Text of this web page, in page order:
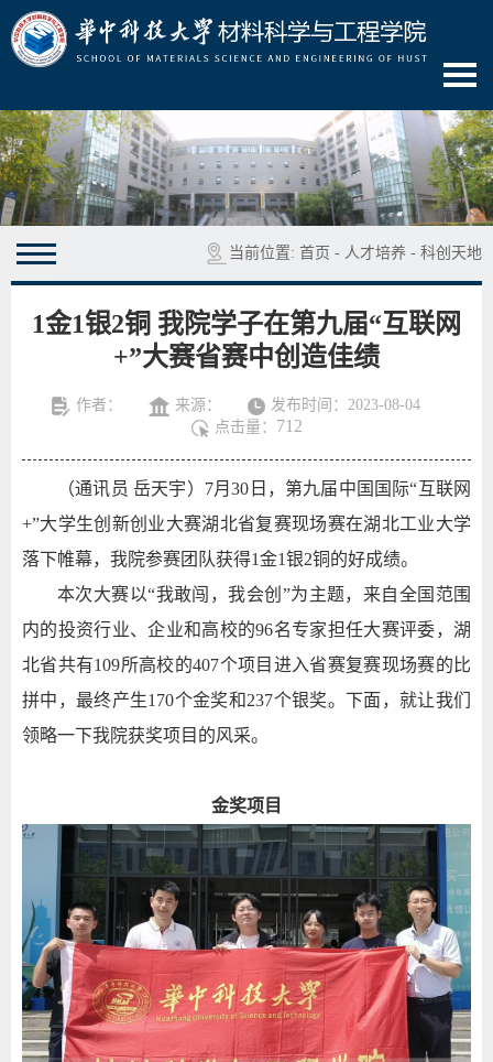
当前位置: 首页 - 人才培养 - 科创天地
1金1银2铜 我院学子在第九届“互联网
+”大赛省赛中创造佳绩
作者： 来源：
发布时间：2023-08-04
点击量： 712
（通讯员 岳天宇） 7月30 日，第九届中国国际“互联网
+”大学生创新创业大赛湖北省复赛现场赛在湖北工业大学
落下帷幕，我院参赛团队获得1金1银2铜的好成绩。
本次大赛以“我敢闯，我会创”为主题，来自全国范围
内的投资行业、企业和高校的96名专家担任大赛评委，湖
北省共有109所高校的407个项目进入省赛复赛现场赛的比
拼中，最终产生170个金奖和237个银奖。下面，就让我们
领略一下我院获奖项目的风采。
金奖项目